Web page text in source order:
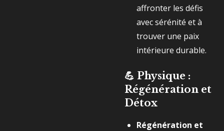
affronter les défis
avec sérénité et à
trouver une paix
intérieure durable.
💪 Physique :
Régénération et
Détox
Régénération et